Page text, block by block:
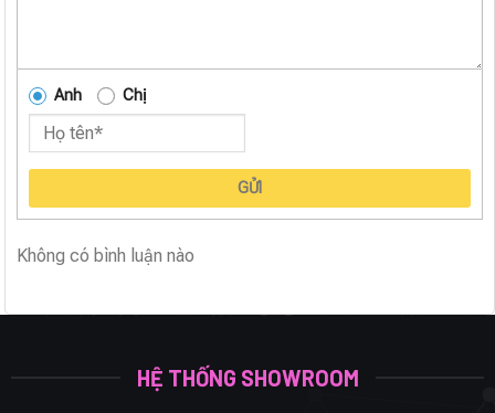
Anh Chị
GỬI
Không có bình luận nào
HỆ THỐNG SHOWROOM